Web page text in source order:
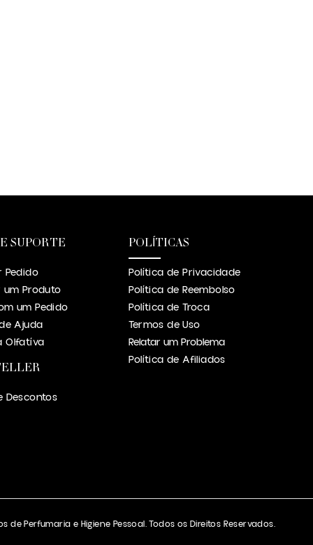
SUPORTE
Pedido
um Produto
um Pedido
Ajuda
Olfatíva
Descontos
POLÍTICAS
Política de Privacidade
Política de Reembolso
Política de Troca
Termos de Uso
Relatar um Problema
Política de Afiliados
Perfumaria e Higiene Pessoal. Todos os Direitos Reservados.